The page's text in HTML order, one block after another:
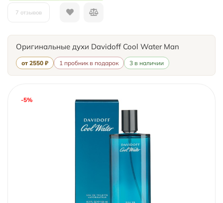
7 отзывов
Оригинальные духи Davidoff Cool Water Man
от 2550 ₽ 1 пробник в подарок 3 в наличии
-5%